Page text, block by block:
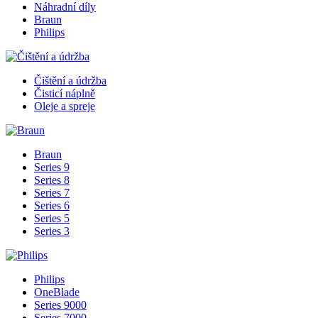
Náhradní díly
Braun
Philips
Čištění a údržba
Čisticí náplně
Oleje a spreje
Braun
Series 9
Series 8
Series 7
Series 6
Series 5
Series 3
Philips
OneBlade
Series 9000